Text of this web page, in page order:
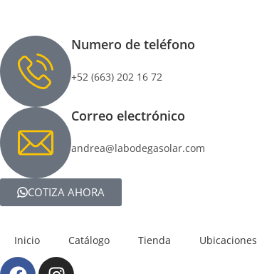
Numero de teléfono
+52 (663) 202 16 72
Correo electrónico
andrea@labodegasolar.com
COTIZA AHORA
Inicio Catálogo Tienda Ubicaciones